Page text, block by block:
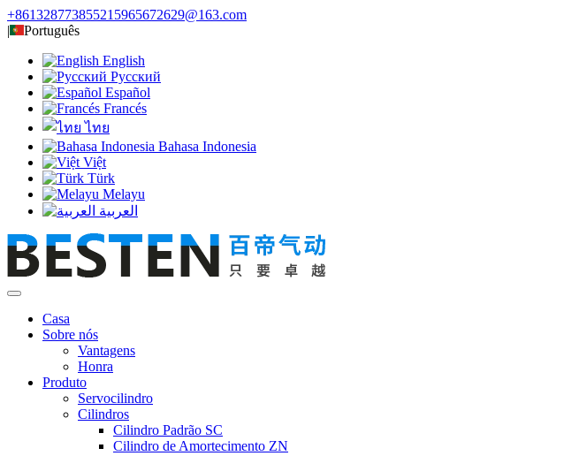
+861328773855215965672629@163.com
|
Português
English
Русский
Español
Francés
ไทย
Bahasa Indonesia
Việt
Türk
Melayu
العربية
Casa
Sobre nós
Vantagens
Honra
Produto
Servocilindro
Cilindros
Cilindro Padrão SC
Cilindro de Amortecimento ZN